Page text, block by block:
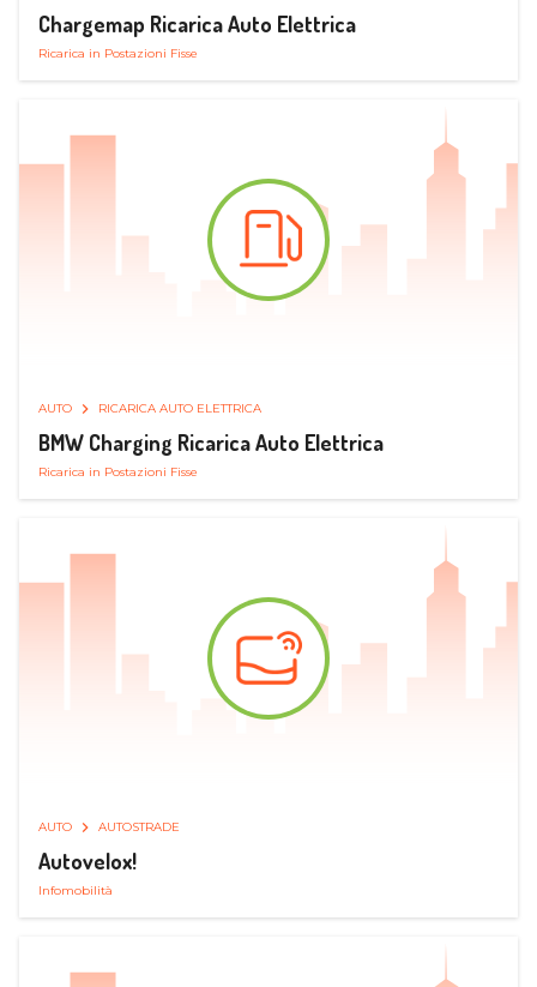
Chargemap Ricarica Auto Elettrica
Ricarica in Postazioni Fisse
AUTO RICARICA AUTO ELETTRICA
BMW Charging Ricarica Auto Elettrica
Ricarica in Postazioni Fisse
AUTO AUTOSTRADE
Autovelox!
Infomobilità